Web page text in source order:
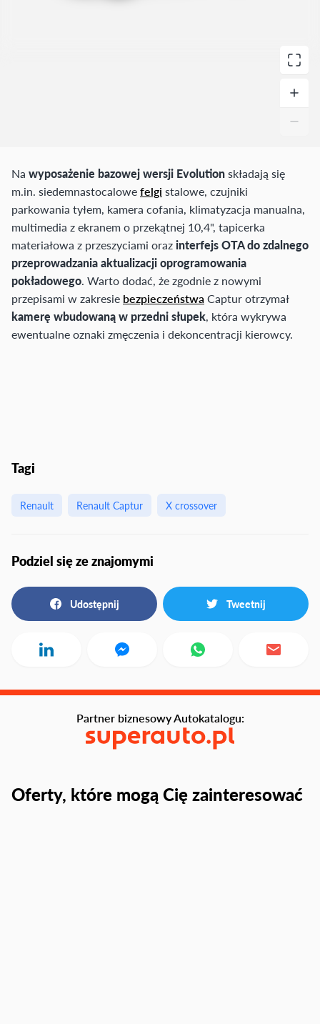
Na wyposażenie bazowej wersji Evolutionskładają się
m.in. siedemnastocalowefelgi stalowe, czujniki
parkowania tyłem, kamera cofania, klimatyzacja manualna,
multimedia z ekranem o przekątnej 10,4", tapicerka
materiałowa z przeszyciami orazinterfejs OTA do zdalnego
przeprowadzania aktualizacji oprogramowania
pokładowego. Warto dodać, że zgodnie z nowymi
przepisami w zakresie bezpieczeństwa Captur otrzymał
kamerę wbudowaną w przedni słupek, która wykrywa
ewentualne oznaki zmęczenia i dekoncentracji kierowcy.
Tagi
Renault Renault Captur X crossover
Podziel się ze znajomymi
Udostępnij Tweetnij
Oferty, które mogą Cię zainteresować
Partner biznesowy Autokatalogu: